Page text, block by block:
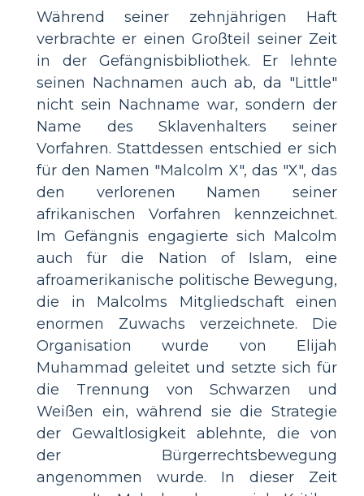
Während seiner zehnjährigen Haft
verbrachte er einen Großteil seiner Zeit
in der Gefängnisbibliothek. Er lehnte
seinen Nachnamen auch ab, da "Little"
nicht sein Nachname war, sondern der
Name des Sklavenhalters seiner
Vorfahren. Stattdessen entschied er sich
für den Namen "Malcolm X", das "X", das
den verlorenen Namen seiner
afrikanischen Vorfahren kennzeichnet.
Im Gefängnis engagierte sich Malcolm
auch für die Nation of Islam, eine
afroamerikanische politische Bewegung,
die in Malcolms Mitgliedschaft einen
enormen Zuwachs verzeichnete. Die
Organisation wurde von Elijah
Muhammad geleitet und setzte sich für
die Trennung von Schwarzen und
Weißen ein, während sie die Strategie
der Gewaltlosigkeit ablehnte, die von
der Bürgerrechtsbewegung
angenommen wurde. In dieser Zeit